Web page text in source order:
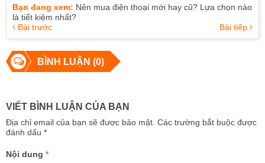
Bạn đang xem: Nên mua điện thoại mới hay cũ? Lựa chọn nào
là tiết kiệm nhất?
Bài trước
Bài tiếp
BÌNH LUẬN (0)
VIẾT BÌNH LUẬN CỦA BẠN
Địa chỉ email của bạn sẽ được bảo mật. Các trường bắt buộc được
đánh dấu *
Nội dung *